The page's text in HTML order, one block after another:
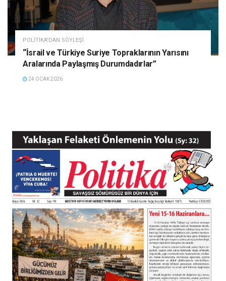
POLITIKA'DAN SÖYLEŞI
“İsrail ve Türkiye Suriye Topraklarının Yarısını
Aralarında Paylaşmış Durumdadırlar”
24 OCAK 2026